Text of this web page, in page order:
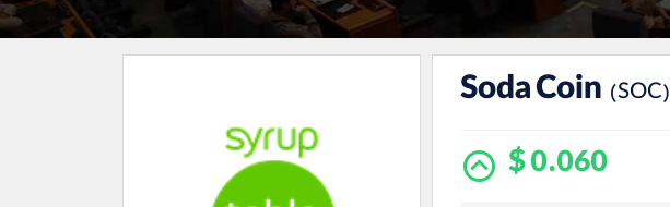
Soda Coin (SOC)
$ 0.060
021-22021030
021-22021040
@alirezamehrabi_com
@alirezamehrabi_official